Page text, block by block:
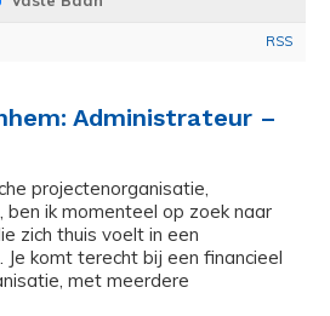
RSS
Administrateur –
projectenorganisatie,
ben ik momenteel op zoek naar
zich thuis voelt in een
komt terecht bij een financieel
met meerdere